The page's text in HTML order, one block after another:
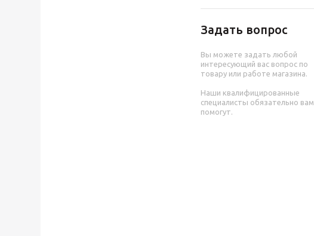
Задать вопрос
Вы можете задать любой
интересующий вас вопрос по
товару или работе магазина.
Наши квалифицированные
специалисты обязательно вам
помогут.